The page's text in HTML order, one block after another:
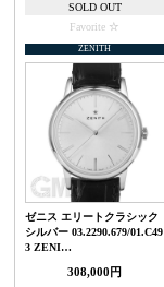
SOLD OUT
Favorite
ZENITH
ゼニス エリートクラシック
シルバー 03.2290.679/01.C49
3 ZENI…
308,000円